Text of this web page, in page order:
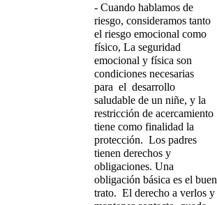
- Cuando hablamos de
riesgo, consideramos tanto
el riesgo emocional como
físico, La seguridad
emocional y física son
condiciones necesarias
para el desarrollo
saludable de un niñe, y la
restricción de acercamiento
tiene como finalidad la
protección. Los padres
tienen derechos y
obligaciones. Una
obligación básica es el buen
trato. El derecho a verlos y